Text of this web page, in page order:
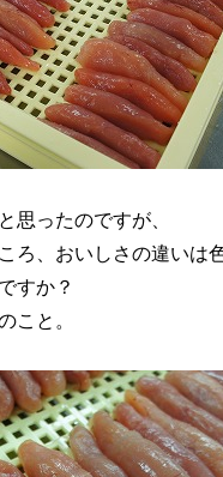
思ったのですが、
ろ、おいしさの違いは
すか？
こと。